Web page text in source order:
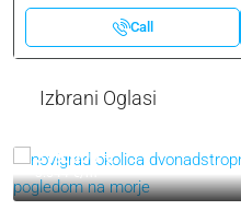
Call
Izbrani Oglasi
319.000 €
3.544 €